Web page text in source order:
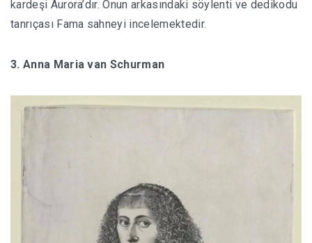
kardeşi Aurora’dır. Onun arkasındaki söylenti ve dedikodu
tanrıçası Fama sahneyi incelemektedir.
3. Anna Maria van Schurman